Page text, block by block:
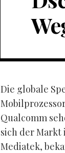
Die globale
Qualcomm
sich der Markt
Mediatek,